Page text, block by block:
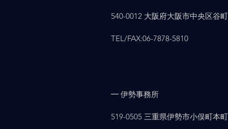
540-0012 大阪府大阪市中央区谷
TEL/FAX:06-7878-5810
━ 伊勢事務所
519-0505 三重県伊勢市小俣町本